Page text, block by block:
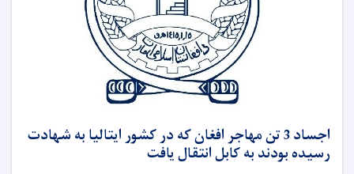
اجساد 3 تن مهاجر افغان که در کشور ایتالیا به شهادت
رسیده بودند به کابل انتقال یافت